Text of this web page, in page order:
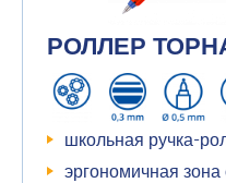
РОЛЛЕР
школьная ручка-
эргономичная